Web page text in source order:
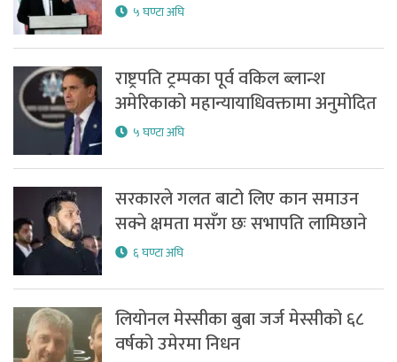
५ घण्टा अघि
राष्ट्रपति ट्रम्पका पूर्व वकिल ब्लान्श
अमेरिकाको महान्यायाधिवक्तामा अनुमोदित
५ घण्टा अघि
सरकारले गलत बाटो लिए कान समाउन
सक्ने क्षमता मसँग छः सभापति लामिछाने
६ घण्टा अघि
लियोनल मेस्सीका बुबा जर्ज मेस्सीको ६८
वर्षको उमेरमा निधन